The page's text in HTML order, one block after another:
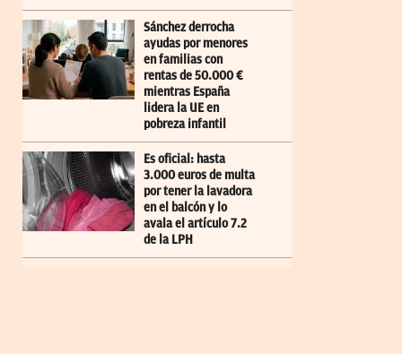
Sánchez derrocha
ayudas por menores
en familias con
rentas de 50.000 €
mientras España
lidera la UE en
pobreza infantil
Es oficial: hasta
3.000 euros de multa
por tener la lavadora
en el balcón y lo
avala el artículo 7.2
de la LPH